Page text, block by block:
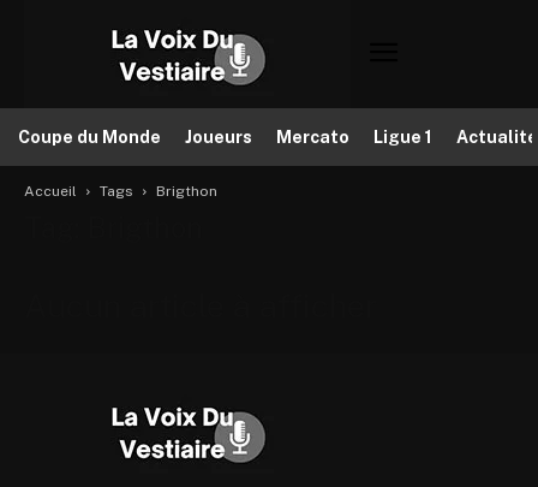
Coupe du Monde Joueurs Mercato Ligue 1
Accueil Tags Brigthon